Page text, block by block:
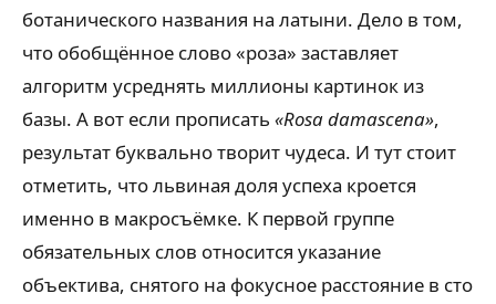
ботанического названия на латыни. Дело в том,
что обобщённое слово «роза» заставляет
алгоритм усреднять миллионы картинок из
базы. А вот если прописать «Rosa damascena»,
результат буквально творит чудеса. И тут стоит
отметить, что львиная доля успеха кроется
именно в макросъёмке. К первой группе
обязательных слов относится указание
объектива, снятого на фокусное расстояние в сто